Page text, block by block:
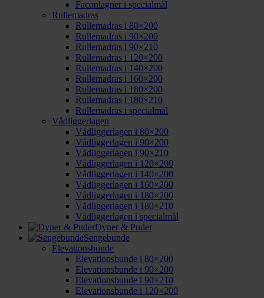
Faconlagner i specialmål
Rullemadras
Rullemadras i 80×200
Rullemadras i 90×200
Rullemadras i 90×210
Rullemadras i 120×200
Rullemadras i 140×200
Rullemadras i 160×200
Rullemadras i 180×200
Rullemadras i 180×210
Rullemadras i specialmål
Vådliggerlagen
Vådliggerlagen i 80×200
Vådliggerlagen i 90×200
Vådliggerlagen i 90×210
Vådliggerlagen i 120×200
Vådliggerlagen i 140×200
Vådliggerlagen i 160×200
Vådliggerlagen i 180×200
Vådliggerlagen i 180×210
Vådliggerlagen i specialmål
Dyner & Puder
Sengebunde
Elevationsbunde
Elevationsbunde i 80×200
Elevationsbunde i 90×200
Elevationsbunde i 90×210
Elevationsbunde i 120×200